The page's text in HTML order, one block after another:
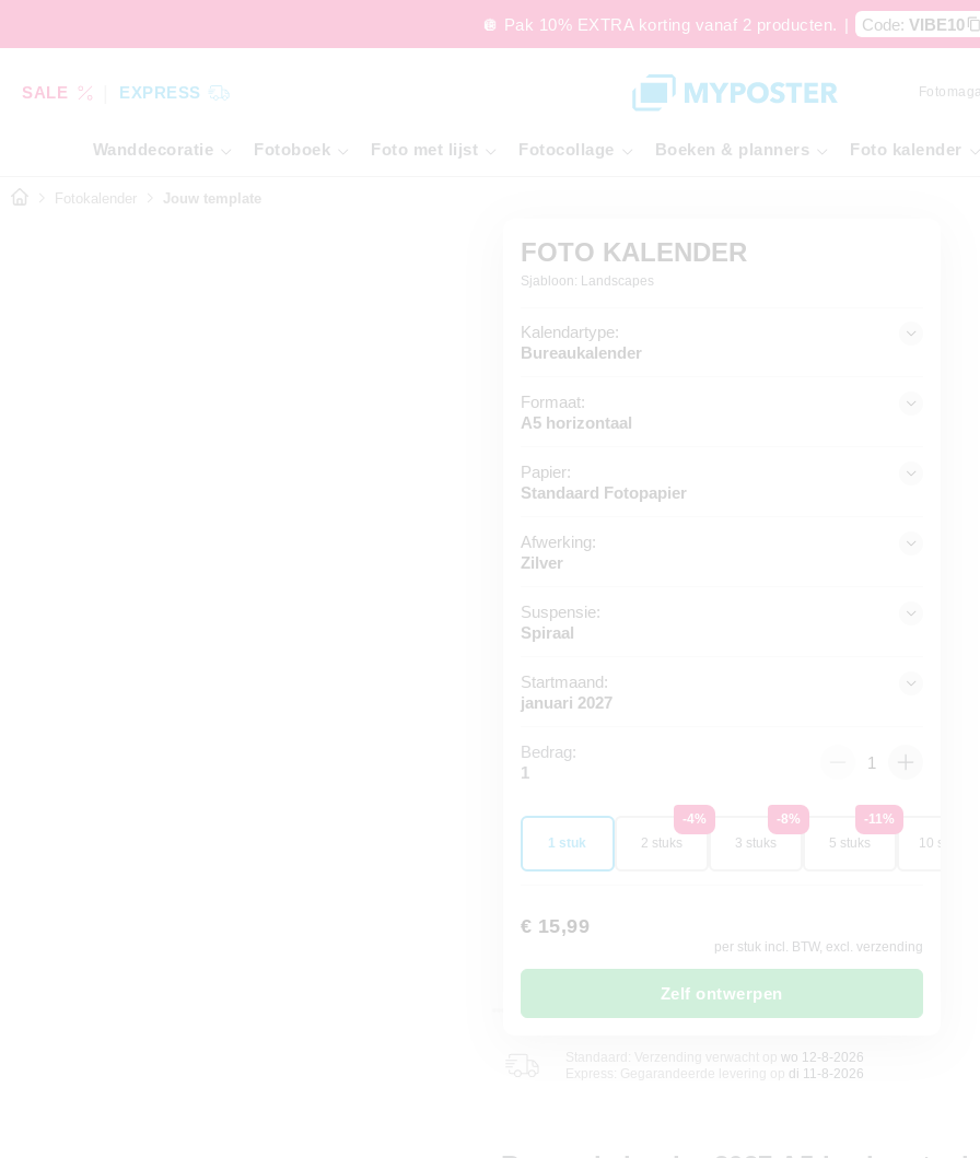
🪩 Pak 10% EXTRA korting vanaf 2 producten. | Code:VIBE10
SALE EXPRESS
Wanddecoratie Fotoboek Foto met lijst Fotocollage Boeken & planners Foto kalender
Fotokalender Jouw template
FOTO KALENDER
Sjabloon: Landscapes
Kalendartype:
Bureaukalender
Formaat:
A5 horizontaal
Papier:
Standaard Fotopapier
Afwerking:
Zilver
Suspensie:
Spiraal
Startmaand:
januari 2027
Bedrag:
1
1 stuk
-4%
2 stuks
-8%
3 stuks
-11%
5 stuks
10 stuks
€ 15,99
per stuk incl. BTW, excl. verzending
Zelf ontwerpen
wo 12-8-2026
Express: Gegarandeerde levering op di 11-8-2026